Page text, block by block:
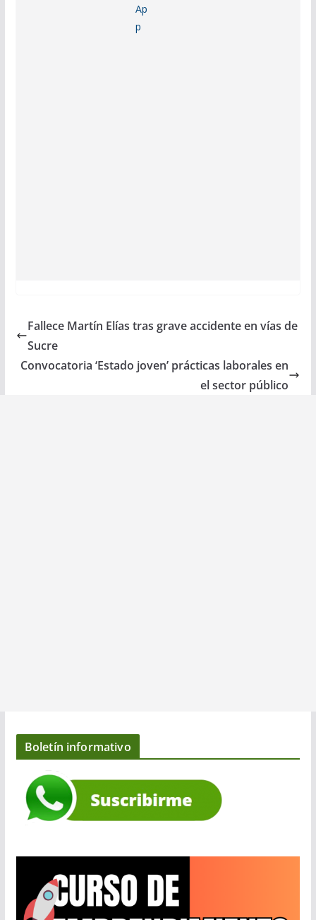
Fallece Martín Elías tras grave accidente en vías de
Sucre
Convocatoria ‘Estado joven’ prácticas laborales en
el sector público
Boletín informativo